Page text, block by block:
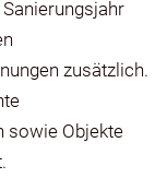
zusätzlich.
sowie Objekte